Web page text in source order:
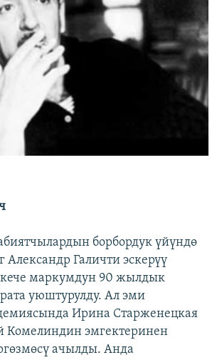
борбордук үйүндө
Александр Галичти эскерүү
кече маркумдун 90 жылдык
уюштурулду. Ал эми
Ирина Старженецкая
Комелиндин эмгектеринен
ачылды. Анда